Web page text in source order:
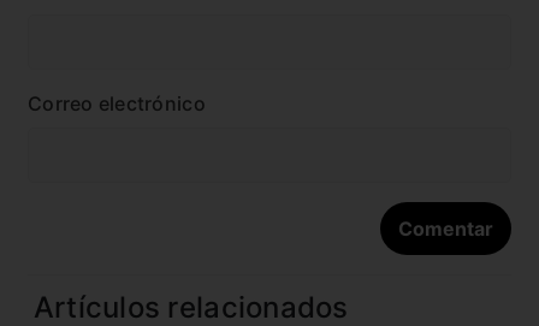
Correo electrónico
Artículos relacionados